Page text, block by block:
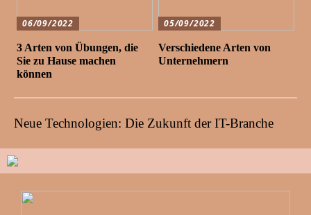
06/09/2022
3 Arten von Übungen, die
Sie zu Hause machen
können
05/09/2022
Verschiedene Arten von
Unternehmern
Neue Technologien: Die Zukunft der IT-Branche